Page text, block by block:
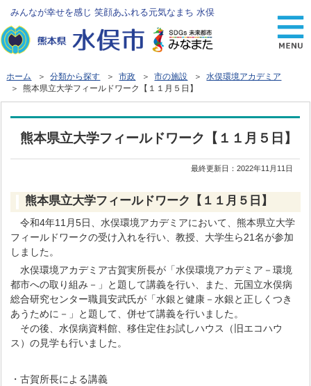
みんなが幸せを感じ 笑顔あふれる元気なまち 水俣
ホーム ＞分類から探す ＞市政 ＞市の施設 ＞水俣環境アカデミア
＞ 熊本県立大学フィールドワーク【１１月５日】
熊本県立大学フィールドワーク【１１月５日】
最終更新日：2022年11月11日
熊本県立大学フィールドワーク【１１月５日】
令和4年11月5日、水俣環境アカデミアにおいて、熊本県立大学
フィールドワークの受け入れを行い、教授、大学生ら21名が参加
しました。
水俣環境アカデミア古賀実所長が「水俣環境アカデミア－環境
都市への取り組み－」と題して講義を行い、また、元国立水俣病
総合研究センター職員安武氏が「水銀と健康－水銀と正しくつき
あうために－」と題して、併せて講義を行いました。
その後、水俣病資料館、移住定住お試しハウス（旧エコハウ
ス）の見学も行いました。
・古賀所長による講義